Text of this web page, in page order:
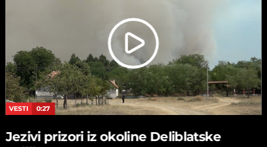
VESTI 0:27
Jezivi prizori iz okoline Deliblatske